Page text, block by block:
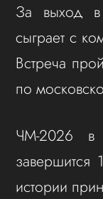
За выход
сыграет с
Встреча
по
ЧМ-2026
завершится
истории